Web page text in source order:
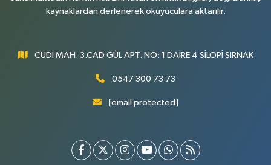
kaynaklardan derlenerek okuyuculara aktarılır.
CUDİ MAH. 3.CAD GÜL APT. NO: 1 DAİRE 4 SİLOPİ ŞIRNAK
0547 300 73 73
[email protected]